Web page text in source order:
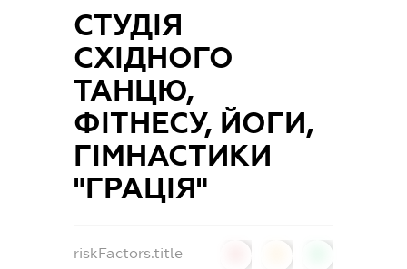
СТУДІЯ
СХІДНОГО
ТАНЦЮ,
ФІТНЕСУ, ЙОГИ,
ГІМНАСТИКИ
"ГРАЦІЯ"
riskFactors.title